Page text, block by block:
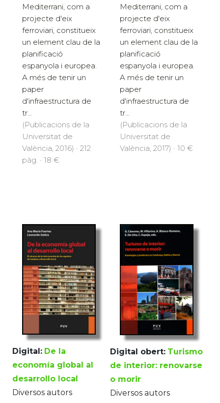
Mediterrani, com a
projecte d'eix
ferroviari, constitueix
un element clau de la
planificació
espanyola i europea.
A més de tenir un
paper
d'infraestructura de
tr...
(Publicacions de la
Universitat de
València, 2016) · 212
pàg. · 18 €
Mediterrani, com a
projecte d'eix
ferroviari, constitueix
un element clau de la
planificació
espanyola i europea.
A més de tenir un
paper
d'infraestructura de
tr...
(Publicacions de la
Universitat de
València, 2017) · 10 €
Digital: De la
economía global al
desarrollo local
Diversos autors
Digital obert: Turismo
de interior: renovarse
o morir
Diversos autors